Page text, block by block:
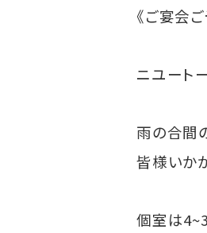
《ご宴会
ニユート
雨の合間
皆様いか
個室は